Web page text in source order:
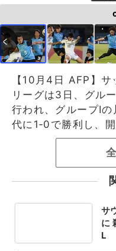
【10月4日 AFP】
リーグは3日、グル
行われ、グループI
代に1‐0で勝利し、
サ
に
L